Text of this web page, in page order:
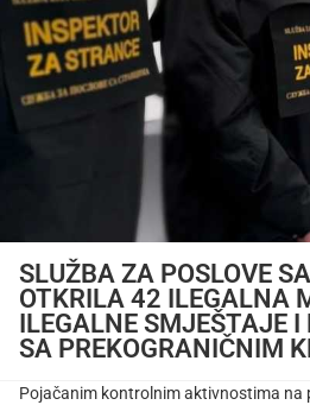
SLUŽBA ZA POSLOVE
OTKRILA 42 ILEGALNA
ILEGALNE SMJEŠTAJE
SA PREKOGRANIČNIM
Pojačanim kontrolnim aktivnostima na